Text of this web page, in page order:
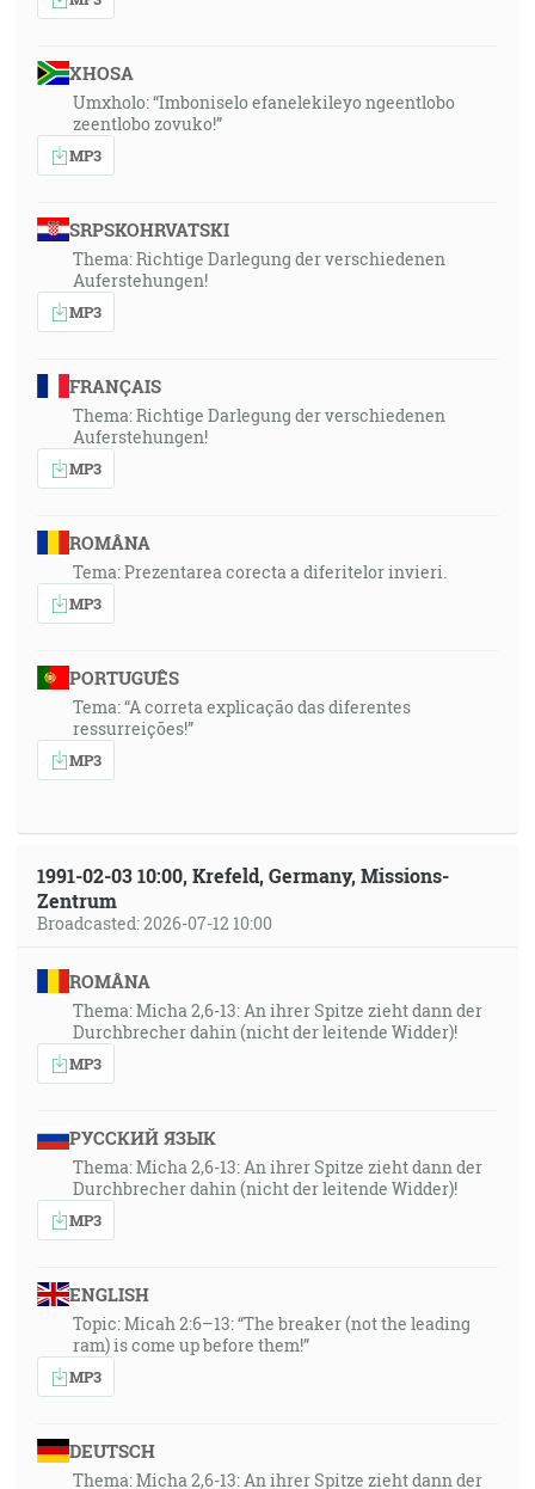
XHOSA
Umxholo: “Imboniselo efanelekileyo ngeentlobo
zeentlobo zovuko!”
MP3
SRPSKOHRVATSKI
Thema: Richtige Darlegung der verschiedenen
Auferstehungen!
MP3
FRANÇAIS
Thema: Richtige Darlegung der verschiedenen
Auferstehungen!
MP3
ROMÂNA
Tema: Prezentarea corecta a diferitelor invieri.
MP3
PORTUGUÊS
Tema: “A correta explicação das diferentes
ressurreições!”
MP3
1991-02-03 10:00, Krefeld, Germany, Missions-
Zentrum
Broadcasted: 2026-07-12 10:00
ROMÂNA
Thema: Micha 2,6-13: An ihrer Spitze zieht dann der
Durchbrecher dahin (nicht der leitende Widder)!
MP3
РУССКИЙ ЯЗЫК
Thema: Micha 2,6-13: An ihrer Spitze zieht dann der
Durchbrecher dahin (nicht der leitende Widder)!
MP3
ENGLISH
Topic: Micah 2:6–13: “The breaker (not the leading
ram) is come up before them!”
MP3
DEUTSCH
Thema: Micha 2,6-13: An ihrer Spitze zieht dann der